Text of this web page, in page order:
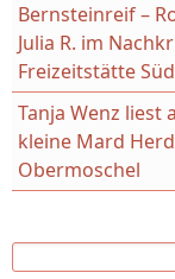
Bernsteinreif –
Julia R. im
Freizeitstätte
Tanja Wenz liest
kleine Mard
Obermoschel
Suchformular
Suche